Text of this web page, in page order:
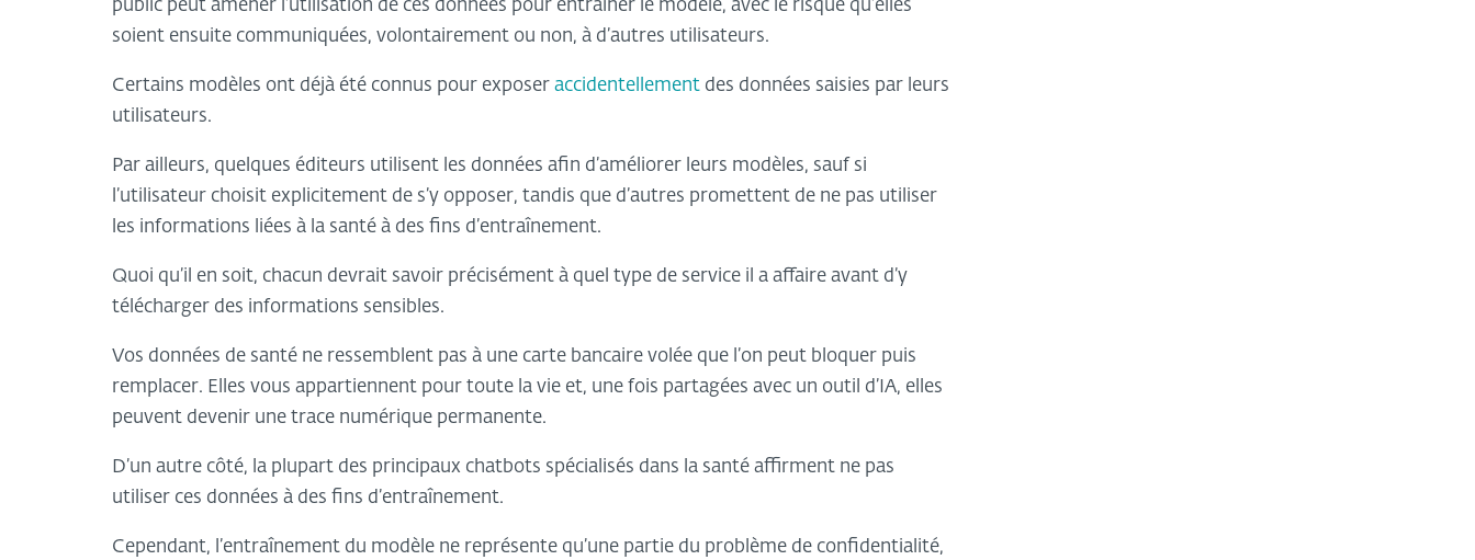
public peut amener l’utilisation de ces données pour entraîner le modèle, avec le risque qu’elles
soient ensuite communiquées, volontairement ou non, à d’autres utilisateurs.
Certains modèles ont déjà été connus pour exposer accidentellement des données saisies par leurs
utilisateurs.
Par ailleurs, quelques éditeurs utilisent les données afin d’améliorer leurs modèles, sauf si
l’utilisateur choisit explicitement de s’y opposer, tandis que d’autres promettent de ne pas utiliser
les informations liées à la santé à des fins d’entraînement.
Quoi qu’il en soit, chacun devrait savoir précisément à quel type de service il a affaire avant d’y
télécharger des informations sensibles.
Vos données de santé ne ressemblent pas à une carte bancaire volée que l’on peut bloquer puis
remplacer. Elles vous appartiennent pour toute la vie et, une fois partagées avec un outil d’IA, elles
peuvent devenir une trace numérique permanente.
D’un autre côté, la plupart des principaux chatbots spécialisés dans la santé affirment ne pas
utiliser ces données à des fins d’entraînement.
Cependant, l’entraînement du modèle ne représente qu’une partie du problème de confidentialité,